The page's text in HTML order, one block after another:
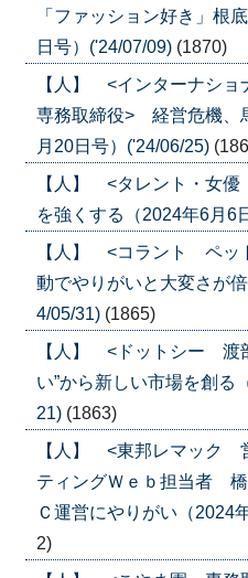
「ファッション好き」根
日号）('24/07/09) (1870)
【人】 <インターナシ
専務取締役> 経営危機、
月20日号）('24/06/25)
【人】 <タレント・女
を強くする（2024年6月6
【人】 <コラント ペ
動でやりがいと大変さが
4/05/31) (1865)
【人】 <ドットシー 渡
い”から新しい市場を創る
21) (1863)
【人】 <東邦レマック
ティングＷｅｂ担当者
Ｃ運営にやりがい（2024
2)